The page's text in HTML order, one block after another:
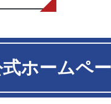
ホームペ